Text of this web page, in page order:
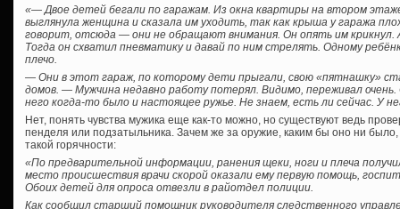
«— Двое детей бегали по гаражам. Из окна квартиры на втором
выглянула женщина и сказала им уходить, так как крыша у гаража
говорит, отсюда — они не обращают внимания. Он опять им
Тогда он схватил пневматику и давай по ним стрелять. Одному
плечо.
— Они в этот гараж, по которому дети прыгали, свою «пятнашку»
домов. — Мужчина недавно работу потерял. Видимо, переживал
него когда-то было и настоящее ружье. Не знаем, есть ли сейчас. У
Нет, понять чувства мужика еще как-то можно, но существуют ведь
пенделя или подзатыльника. Зачем же за оружие, каким бы оно ни
такой горячности:
«По предварительной информации, ранения щеки, ноги и плеча
место происшествия врачи скорой оказали ему первую помощь,
Обоих детей для опроса отвезли в райотдел полиции.
Как сообщил старший помощник руководителя следственного